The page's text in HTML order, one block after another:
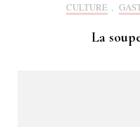
CULTURE ,
La